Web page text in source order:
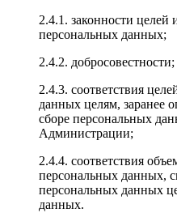
2.4.1. законности целей
персональных данных;
2.4.2. добросовестности;
2.4.3. соответствия
данных целям, заранее
сборе персональных
Администрации;
2.4.4. соответствия
персональных данных,
персональных данных
данных.